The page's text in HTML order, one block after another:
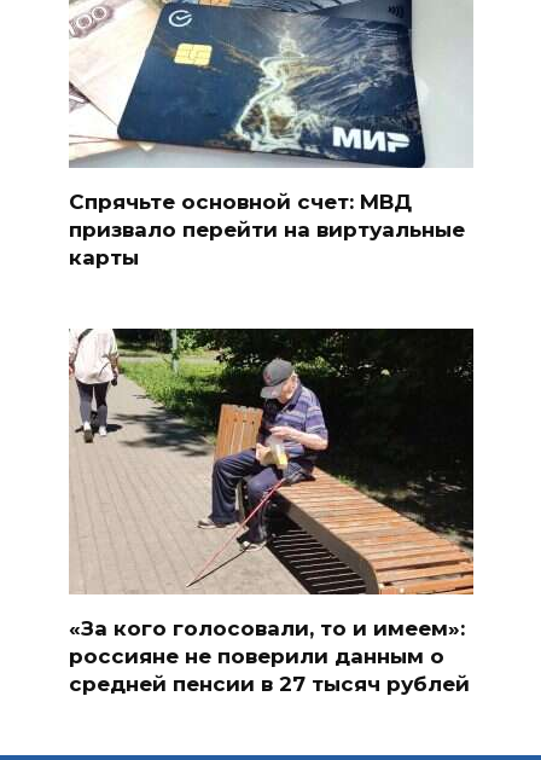
Спрячьте основной счет: МВД
призвало перейти на виртуальные
карты
«За кого голосовали, то и имеем»:
россияне не поверили данным о
средней пенсии в 27 тысяч рублей